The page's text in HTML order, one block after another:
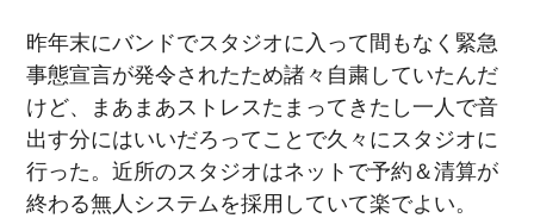
昨年末にバンドでスタジオに入って間もなく緊急
事態宣言が発令されたため諸々自粛していたんだ
けど、まあまあストレスたまってきたし一人で音
出す分にはいいだろってことで久々にスタジオに
行った。近所のスタジオはネットで予約＆清算が
終わる無人システムを採用していて楽でよい。